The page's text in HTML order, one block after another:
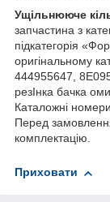
Ущільнююче
запчастина з
підкатегорія
оригінальному
444955647,
резІнка бачка
Каталожні номери
Перед
комплектацію.
Приховати